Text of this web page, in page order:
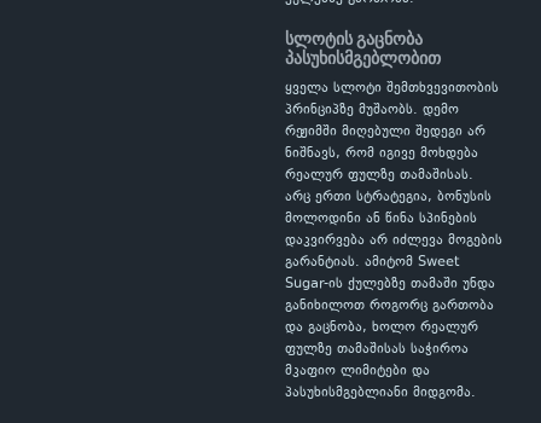
სლოტის გაცნობა
პასუხისმგებლობით
ყველა სლოტი შემთხვევითობის
პრინციპზე მუშაობს. დემო
რეჟიმში მიღებული შედეგი არ
ნიშნავს, რომ იგივე მოხდება
რეალურ ფულზე თამაშისას.
არც ერთი სტრატეგია, ბონუსის
მოლოდინი ან წინა სპინების
დაკვირვება არ იძლევა მოგების
გარანტიას. ამიტომ Sweet
Sugar-ის ქულებზე თამაში უნდა
განიხილოთ როგორც გართობა
და გაცნობა, ხოლო რეალურ
ფულზე თამაშისას საჭიროა
მკაფიო ლიმიტები და
პასუხისმგებლიანი მიდგომა.